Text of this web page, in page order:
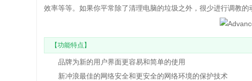
效率等等。如果你平常除了清理电脑的垃圾之外，很少进行调教的
【功能特点】
品牌为新的用户界面更容易和简单的使用
新冲浪最佳的网络安全和更安全的网络环境的保护技术